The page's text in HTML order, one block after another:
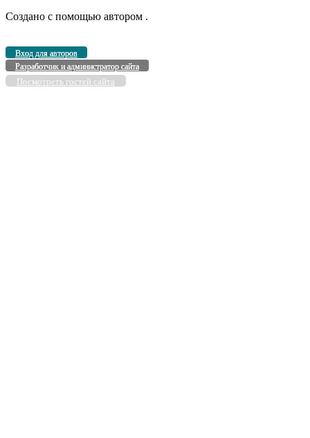
Создано с помощью автором .
Вход для авторов
Разработчик и администратор сайта
Посмотреть гостей сайта